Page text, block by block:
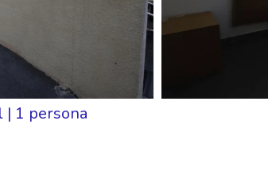
| 1 persona